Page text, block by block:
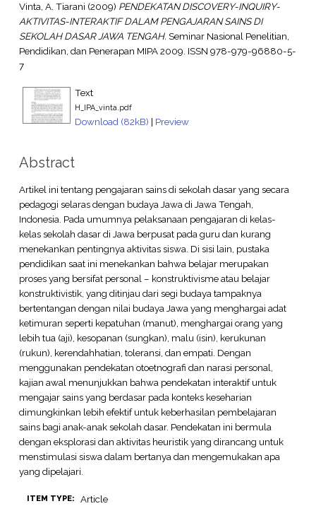
Vinta, A. Tiarani (2009) PENDEKATAN DISCOVERY-INQUIRY-
AKTIVITAS-INTERAKTIF DALAM PENGAJARAN SAINS DI
SEKOLAH DASAR JAWA TENGAH. Seminar Nasional Penelitian,
Pendidikan, dan Penerapan MIPA 2009. ISSN 978-979-96880-5-
7
Text
H_IPA_vinta.pdf
Download (82kB) | Preview
Abstract
Artikel ini tentang pengajaran sains di sekolah dasar yang secara
pedagogi selaras dengan budaya Jawa di Jawa Tengah,
Indonesia. Pada umumnya pelaksanaan pengajaran di kelas-
kelas sekolah dasar di Jawa berpusat pada guru dan kurang
menekankan pentingnya aktivitas siswa. Di sisi lain, pustaka
pendidikan saat ini menekankan bahwa belajar merupakan
proses yang bersifat personal – konstruktivisme atau belajar
konstruktivistik, yang ditinjau dari segi budaya tampaknya
bertentangan dengan nilai budaya Jawa yang menghargai adat
ketimuran seperti kepatuhan (manut), menghargai orang yang
lebih tua (aji), kesopanan (sungkan), malu (isin), kerukunan
(rukun), kerendahhatian, toleransi, dan empati. Dengan
menggunakan pendekatan otoetnografi dan narasi personal,
kajian awal menunjukkan bahwa pendekatan interaktif untuk
mengajar sains yang berdasar pada konteks keseharian
dimungkinkan lebih efektif untuk keberhasilan pembelajaran
sains bagi anak-anak sekolah dasar. Pendekatan ini bermula
dengan eksplorasi dan aktivitas heuristik yang dirancang untuk
menstimulasi siswa dalam bertanya dan mengemukakan apa
yang dipelajari.
ITEM TYPE: Article